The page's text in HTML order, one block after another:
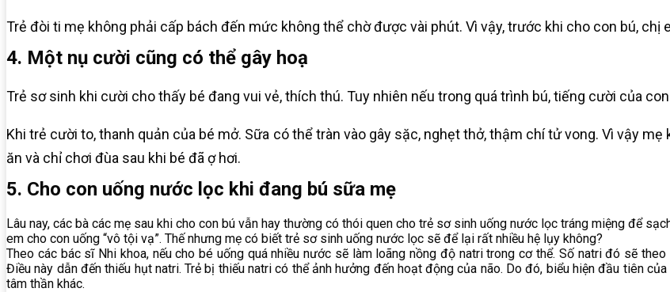
Trẻ đòi ti mẹ không phải cấp bách đến mức không thể chờ được vài phút. Vì vậy, trước khi cho con bú, chị
4. Một nụ cười cũng có thể gây hoạ
Trẻ sơ sinh khi cười cho thấy bé đang vui vẻ, thích thú. Tuy nhiên nếu trong quá trình bú, tiếng cười của
Khi trẻ cười to, thanh quản của bé mở. Sữa có thể tràn vào gây sặc, nghẹt thở, thậm chí tử vong. Vì vậy
ăn và chỉ chơi đùa sau khi bé đã ợ hơi.
5. Cho con uống nước lọc khi đang bú sữa mẹ
Lâu nay, các bà các mẹ sau khi cho con bú vẫn hay thường có thói quen cho trẻ sơ sinh uống nước lọc tráng miệng để
em cho con uống “vô tội vạ”. Thế nhưng mẹ có biết trẻ sơ sinh uống nước lọc sẽ để lại rất nhiều hệ lụy không?
Theo các bác sĩ Nhi khoa, nếu cho bé uống quá nhiều nước sẽ làm loãng nồng độ natri trong cơ thể. Số natri đó sẽ
Điều này dẫn đến thiếu hụt natri. Trẻ bị thiếu natri có thể ảnh hưởng đến hoạt động của não. Do đó, biểu hiện đầu tiên
tâm thần khác.